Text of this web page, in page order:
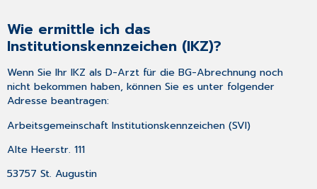
die
fortlaufende
für
die
BG-
ändern?
Kann
CGM
Wie ermittle ich das
Institutionskennzeichen (IKZ)?
Wenn Sie Ihr IKZ als D-Arzt für die BG-Abrechnung noch
nicht bekommen haben, können Sie es unter folgender
Adresse beantragen:
Arbeitsgemeinschaft Institutionskennzeichen (SVI)
Alte Heerstr. 111
53757 St. Augustin